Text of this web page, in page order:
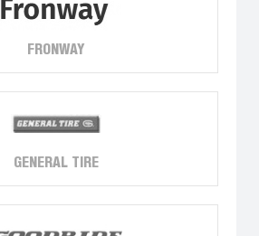
FRONWAY
GENERAL TIRE